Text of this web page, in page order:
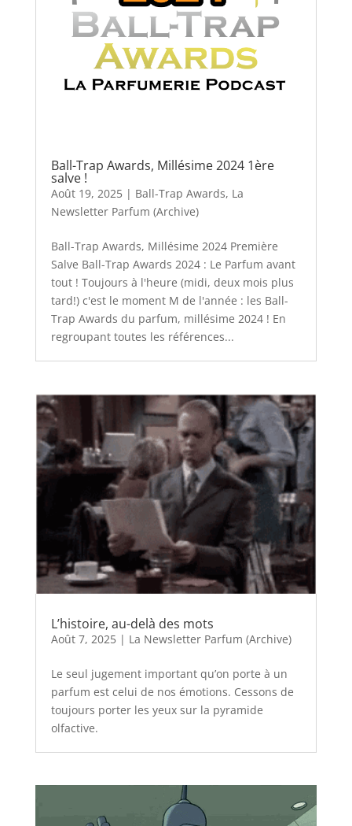
Ball-Trap Awards, Millésime 2024 1ère
salve !
Août 19, 2025| Ball-Trap Awards, La
Newsletter Parfum (Archive)
Ball-Trap Awards, Millésime 2024 Première
Salve Ball-Trap Awards 2024 : Le Parfum avant
tout ! Toujours à l'heure (midi, deux mois plus
tard!) c'est le moment M de l'année : les Ball-
Trap Awards du parfum, millésime 2024 ! En
regroupant toutes les références...
L’histoire, au-delà des mots
Août 7, 2025| La Newsletter Parfum (Archive)
Le seul jugement important qu’on porte à un
parfum est celui de nos émotions. Cessons de
toujours porter les yeux sur la pyramide
olfactive.